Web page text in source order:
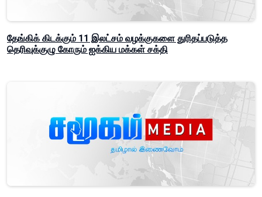
தேங்கிக் கிடக்கும் 11 இலட்சம் வழக்குகளை துரிதப்படுத்த
தெரிவுக்குழு கோரும் ஐக்கிய மக்கள் சக்தி